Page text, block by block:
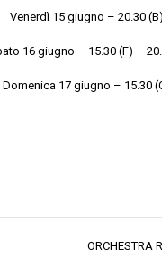
Venerdì 15 giugno – 20.30 (B)
16 giugno – 15.30 (F) –
Domenica 17 giugno – 15.30
ORCHESTRA